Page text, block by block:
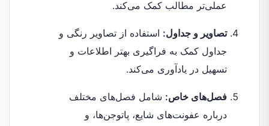
عملی‌تر مطالب کمک می‌کند.
تصاویر و جداول: استفاده از تصاویر رنگی و
جداول کمک به فراگیری بهتر اطلاعات و
تسهیل در یادآوری می‌کند.
فصل‌های خاص: شامل فصل‌های مختلف
درباره عفونت‌های شایع، پاتوجن‌ها، و